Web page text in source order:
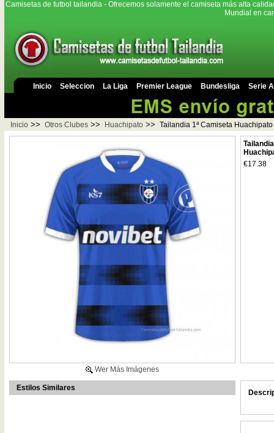
Camisetas de futbol tailandia - Ofrecemos solamente el camiseta más alta
Mundial en
Inicio Seleccion La Liga Premier League Bundesliga Serie A
Inicio >> Otros Clubes >> Huachipato >> Tailandia 1ª Camiseta
Wer Más Imágenes
€17.38
Estilos Similares